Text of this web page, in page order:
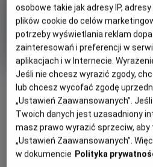
OBSERWUJ
Iluzja
Oryginalny
tytuł
Now You see Me
Czas
trwania
115 min
Kraj
i
rok
PREMIERA
28 czerwca 2013
WIĘCEJ
osobowe takie jak adresy IP,
plików cookie do celów
potrzeby wyświetlania reklam
zainteresowań i preferencji w
aplikacjach i w Internecie.
Jeśli nie chcesz wyrazić zgody,
lub chcesz wycofać zgodę
„Ustawień Zaawansowanych”.
Twoich danych jest uzasadniony
masz prawo wyrazić sprzeciw, aby
„Ustawień Zaawansowanych”.
w dokumencie Polityka